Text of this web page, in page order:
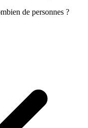
de personnes ?